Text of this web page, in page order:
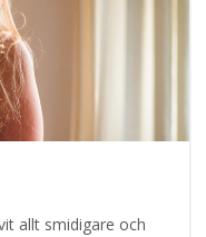
allt smidigare och